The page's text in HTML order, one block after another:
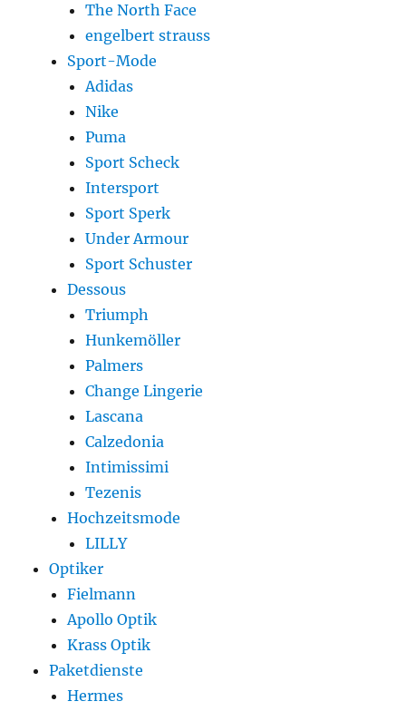
The North Face
engelbert strauss
Sport-Mode
Adidas
Nike
Puma
Sport Scheck
Intersport
Sport Sperk
Under Armour
Sport Schuster
Dessous
Triumph
Hunkemöller
Palmers
Change Lingerie
Lascana
Calzedonia
Intimissimi
Tezenis
Hochzeitsmode
LILLY
Optiker
Fielmann
Apollo Optik
Krass Optik
Paketdienste
Hermes